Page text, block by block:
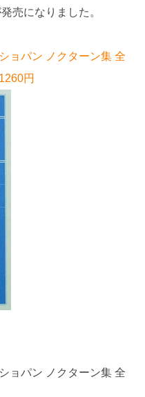
売になりました。
ョパン ノクターン集 全
円
ョパン ノクターン集 全